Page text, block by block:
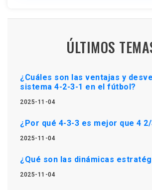
ÚLTIMOS
¿Cuáles son las ventajas y
sistema 4-2-3-1 en el fútbol?
2025-11-04
¿Por qué 4-3-3 es mejor que 4
2025-11-04
¿Qué son las dinámicas
2025-11-04